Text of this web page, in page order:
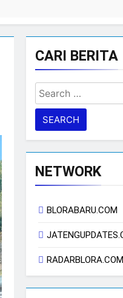
CARI BERITA
Search
for:
NETWORK
BLORABARU.COM
RADARBLORA.COM